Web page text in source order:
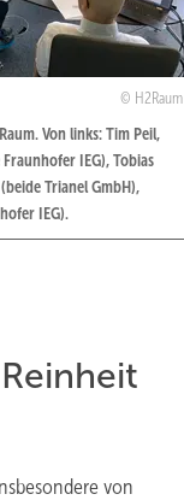
H2Raum
Von links: Tim Peil,
IEG), Tobias
Trianel GmbH),
IEG).
von